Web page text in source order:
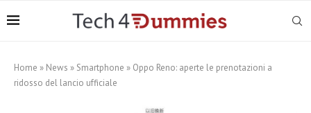
Home » News » Smartphone » Oppo Reno: aperte le prenotazioni a
ridosso del lancio ufficiale